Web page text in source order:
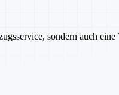
sondern auch